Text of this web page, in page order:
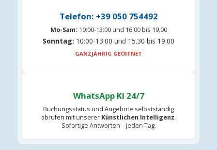
Telefon: +39 050 754492
Mo-Sam: 10:00-13:00 und 16.00 bis 19.00
Sonntag: 10:00-13:00 und 15.30 bis 19.00
GANZJÄHRIG GEÖFFNET
WhatsApp KI 24/7
Buchungsstatus und Angebote selbstständig
abrufen mit unserer Künstlichen Intelligenz.
Sofortige Antworten – jeden Tag.